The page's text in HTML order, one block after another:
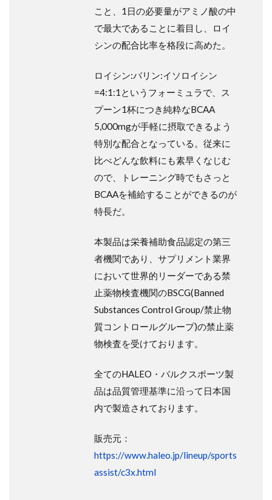
こと、1日の必要量がアミノ酸の中
で最大であることに着目し、ロイ
シンの配合比率を格段に高めた。
ロイシン:バリン:イソロイシン
=4:1:1というフォーミュラで、ス
プーン1杯につき純粋なBCAA
5,000mgが手軽に摂取できるよう
特別な配合となっている。従来に
比べどんな飲料にも素早くなじむ
ので、トレーニング時でもさっと
BCAAを補給することができるのが
特長だ。
本製品は栄養補助食品認定の第三
者機関であり、サプリメント業界
において世界的リーダーである禁
止薬物検査機関のBSCG(Banned
Substances Control Group/禁止物
質コントロールグループ)の禁止薬
物検査を受けております。
全てのHALEO・バルクスポーツ製
品は品質管理基準に沿って日本国
内で製造されております。
販売元：
https://www.haleo.jp/lineup/sports
assist/c3x.html